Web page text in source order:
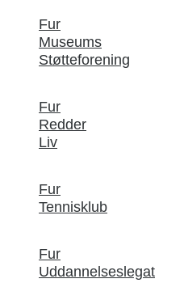
Fur
Museums
Støtteforening
Fur
Redder
Liv
Fur
Tennisklub
Fur
Uddannelseslegat